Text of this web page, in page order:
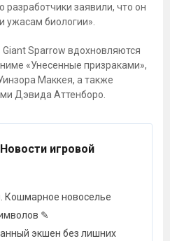
разработчики заявили, что он
ужасам биологии».
Giant Sparrow вдохновляются
«Унесенные призраками»,
Маккея, а также
Дэвида Аттенборо.
игровой
Кошмарное новоселье
✎
экшен без лишних